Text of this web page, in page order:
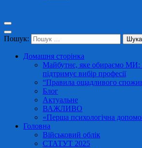
Пошук:
Домашня сторінка
Майбутнє, яке обираємо МИ:
підтримує вибір професії
“Правила ощадливого
Блог
Актуальне
ВАЖЛИВО
«Перша психологічна
Головна
Військовий облік
СТАТУТ 2025